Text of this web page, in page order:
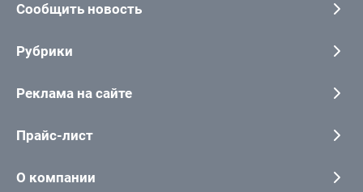
Сообщить новость
Рубрики
Реклама на сайте
Прайс-лист
О компании